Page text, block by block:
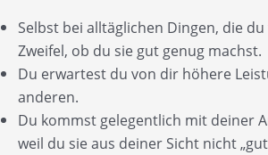
Selbst bei alltäglichen Dingen, die
Zweifel, ob du sie gut genug machst.
Du erwartest du von dir höhere
anderen.
Du kommst gelegentlich mit deiner
weil du sie aus deiner Sicht nicht